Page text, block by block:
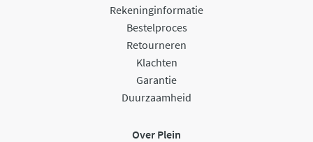
Rekeninginformatie
Bestelproces
Retourneren
Klachten
Garantie
Duurzaamheid
Over Plein